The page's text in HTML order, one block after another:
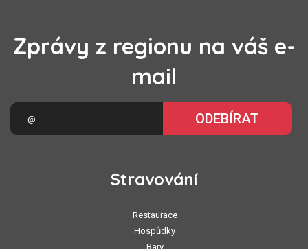
Zprávy z regionu na váš e-
mail
ODEBÍRAT
Stravování
Restaurace
Hospůdky
Bary